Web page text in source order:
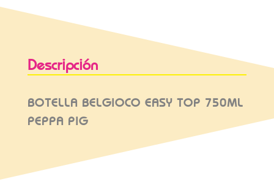
Descripción
BOTELLA BELGIOCO EASY TOP 750ML
PEPPA PIG